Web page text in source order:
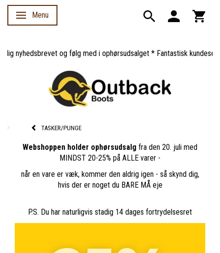
Skifte navigation
Menu
nyhedsbrevet og følg med i ophørsudsalget * Fantastisk
TASKER/PUNGE
Webshoppen holder ophørsudsalg fra den 20. juli med
MINDST 20-25% på ALLE varer -
når en vare er væk, kommer den aldrig igen - så skynd dig,
hvis der er noget du BARE MÅ eje
P.S. Du har naturligvis stadig 14 dages fortrydelsesret